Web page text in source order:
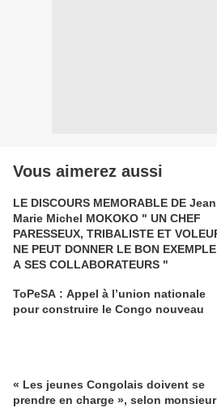
Vous aimerez aussi
LE DISCOURS MEMORABLE DE Jean
Marie Michel MOKOKO " UN CHEF
PARESSEUX, TRIBALISTE ET VOLEUR
NE PEUT DONNER LE BON EXEMPLE
A SES COLLABORATEURS "
ToPeSA : Appel à l’union nationale
pour construire le Congo nouveau
« Les jeunes Congolais doivent se
prendre en charge », selon monsieur